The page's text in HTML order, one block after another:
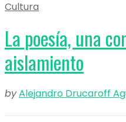
Cultura
La poesía, una
aislamiento
byAlejandro Drucaroff